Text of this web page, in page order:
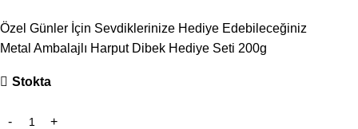
Özel Günler İçin Sevdiklerinize Hediye Edebileceğiniz
Metal Ambalajlı Harput Dibek Hediye Seti 200g
Stokta